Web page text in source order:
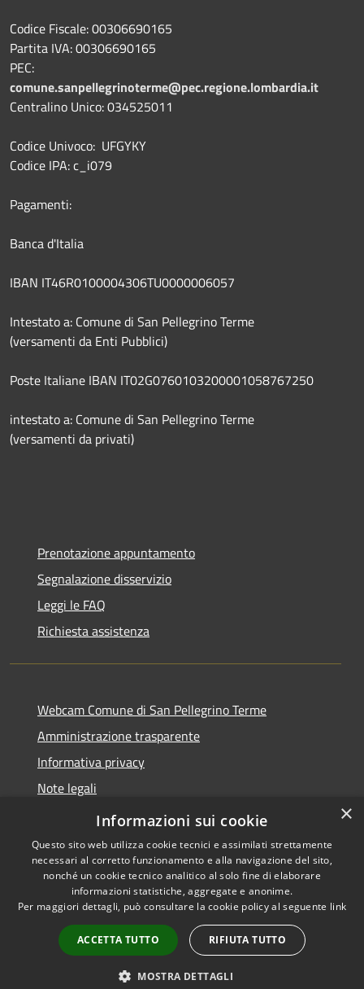
Codice Fiscale: 00306690165
Partita IVA: 00306690165
PEC:
comune.sanpellegrinoterme@pec.regione.lombardia.it
Centralino Unico: 034525011
Codice Univoco: UFGYKY
Codice IPA: c_i079
Pagamenti:
Banca d'Italia
IBAN IT46R0100004306TU0000006057
Intestato a: Comune di San Pellegrino Terme
(versamenti da Enti Pubblici)
Poste Italiane IBAN IT02G0760103200001058767250
intestato a: Comune di San Pellegrino Terme
(versamenti da privati)
Prenotazione appuntamento
Segnalazione disservizio
Leggi le FAQ
Richiesta assistenza
Webcam Comune di San Pellegrino Terme
Amministrazione trasparente
Informativa privacy
Note legali
Dichiarazione di accessibilità
Accessibilità
Copyright © 2026 • Comune di
San Pellegrino Terme •
Powered byMunicipium
Accesso redazione
×
Informazioni sui cookie
Questo sito web utilizza cookie tecnici e assimilati strettamente
necessari al corretto funzionamento e alla navigazione del sito,
nonché un cookie tecnico analitico al solo fine di elaborare
informazioni statistiche, aggregate e anonime.
Per maggiori dettagli, può consultare la cookie policy al seguente link
ACCETTA TUTTO RIFIUTA TUTTO
MOSTRA DETTAGLI